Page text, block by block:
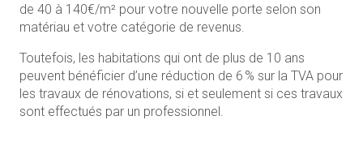
de 40 à 140€/m² pour votre nouvelle porte selon son
matériau et votre catégorie de revenus.
Toutefois, les habitations qui ont de plus de 10 ans
peuvent bénéficier d’une réduction de 6 % sur la TVA pour
les travaux de rénovations, si et seulement si ces travaux
sont effectués par un professionnel.